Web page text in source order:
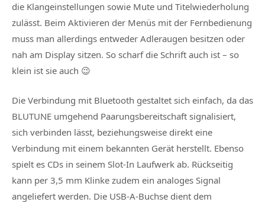
die Klangeinstellungen sowie Mute und Titelwiederholung
zulässt. Beim Aktivieren der Menüs mit der Fernbedienung
muss man allerdings entweder Adleraugen besitzen oder
nah am Display sitzen. So scharf die Schrift auch ist – so
klein ist sie auch 😉
Die Verbindung mit Bluetooth gestaltet sich einfach, da das
BLUTUNE umgehend Paarungsbereitschaft signalisiert,
sich verbinden lässt, beziehungsweise direkt eine
Verbindung mit einem bekannten Gerät herstellt. Ebenso
spielt es CDs in seinem Slot-In Laufwerk ab. Rückseitig
kann per 3,5 mm Klinke zudem ein analoges Signal
angeliefert werden. Die USB-A-Buchse dient dem